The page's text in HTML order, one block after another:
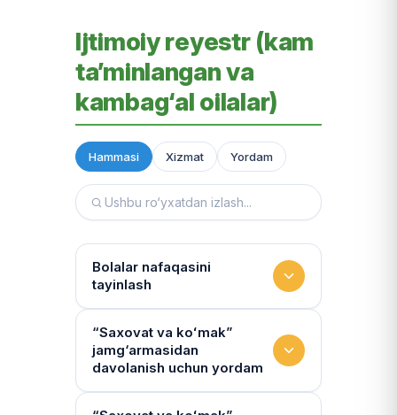
Ijtimoiy reyestr (kam
ta’minlangan va
kambag‘al oilalar)
Hammasi Xizmat Yordam
Bolalar nafaqasini
tayinlash
To‘lov miqdori
Miqdor qonunchilik bilan belgilanadi.
“Kambag‘allik chegarasidagi oila”ga
75% yoki 50% to‘lanadi
“Saxovat va koʻmak”
jamg‘armasidan
davolanish uchun yordam